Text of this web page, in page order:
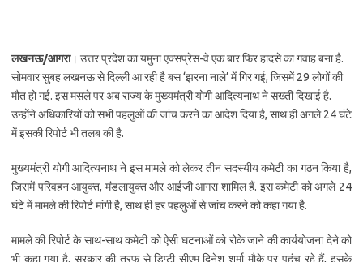
लखनऊ/आगरा। उत्तर प्रदेश का यमुना एक्सप्रेस-वे एक बार फिर हादसे का गवाह बना है.
सोमवार सुबह लखनऊ से दिल्ली आ रही है बस ‘झरना नाले’ में गिर गई, जिसमें 29 लोगों की
मौत हो गई. इस मसले पर अब राज्य के मुख्यमंत्री योगी आदित्यनाथ ने सख्ती दिखाई है.
उन्होंने अधिकारियों को सभी पहलुओं की जांच करने का आदेश दिया है, साथ ही अगले 24 घंटे
में इसकी रिपोर्ट भी तलब की है.
मुख्यमंत्री योगी आदित्यनाथ ने इस मामले को लेकर तीन सदस्यीय कमेटी का गठन किया है,
जिसमें परिवहन आयुक्त, मंडलायुक्त और आईजी आगरा शामिल हैं. इस कमेटी को अगले 24
घंटे में मामले की रिपोर्ट मांगी है, साथ ही हर पहलुओं से जांच करने को कहा गया है.
मामले की रिपोर्ट के साथ-साथ कमेटी को ऐसी घटनाओं को रोके जाने की कार्ययोजना देने को
भी कहा गया है. सरकार की तरफ से डिप्टी सीएम दिनेश शर्मा मौके पर पहुंच रहे हैं, इसके